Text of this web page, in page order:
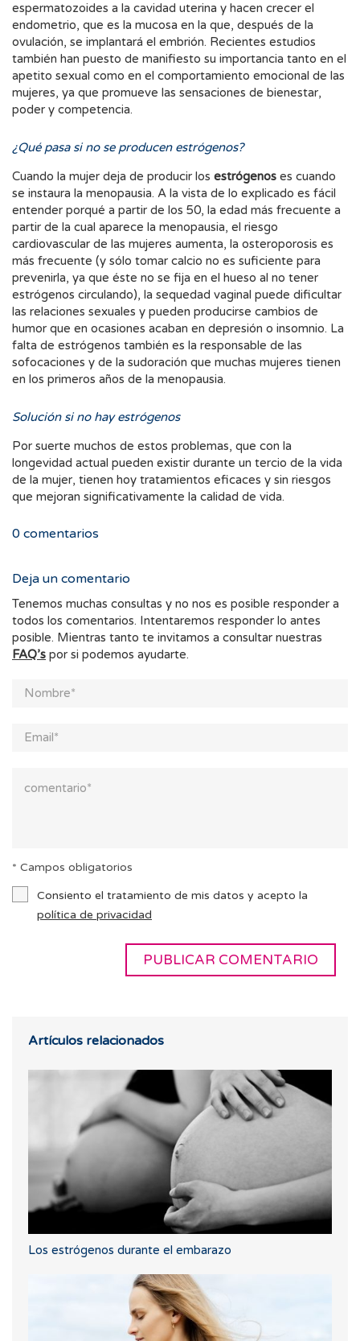
espermatozoides a la cavidad uterina y hacen crecer el
endometrio, que es la mucosa en la que, después de la
ovulación, se implantará el embrión. Recientes estudios
también han puesto de manifiesto su importancia tanto en el
apetito sexual como en el comportamiento emocional de las
mujeres, ya que promueve las sensaciones de bienestar,
poder y competencia.
¿Qué pasa si no se producen estrógenos?
Cuando la mujer deja de producir los estrógenos es cuando
se instaura la menopausia. A la vista de lo explicado es fácil
entender porqué a partir de los 50, la edad más frecuente a
partir de la cual aparece la menopausia, el riesgo
cardiovascular de las mujeres aumenta, la osteroporosis es
más frecuente (y sólo tomar calcio no es suficiente para
prevenirla, ya que éste no se fija en el hueso al no tener
estrógenos circulando), la sequedad vaginal puede dificultar
las relaciones sexuales y pueden producirse cambios de
humor que en ocasiones acaban en depresión o insomnio. La
falta de estrógenos también es la responsable de las
sofocaciones y de la sudoración que muchas mujeres tienen
en los primeros años de la menopausia.
Solución si no hay estrógenos
Por suerte muchos de estos problemas, que con la
longevidad actual pueden existir durante un tercio de la vida
de la mujer, tienen hoy tratamientos eficaces y sin riesgos
que mejoran significativamente la calidad de vida.
0 comentarios
Deja un comentario
Tenemos muchas consultas y no nos es posible responder a
todos los comentarios. Intentaremos responder lo antes
posible. Mientras tanto te invitamos a consultar nuestras
FAQ’s por si podemos ayudarte.
* Campos obligatorios
Consiento el tratamiento de mis datos y acepto la
política de privacidad
Artículos relacionados
Los estrógenos durante el embarazo